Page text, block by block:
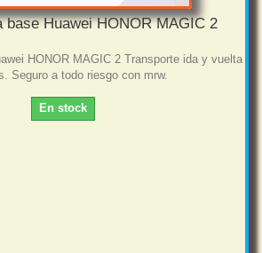
base Huawei HONOR MAGIC 2
HONOR MAGIC 2 Transporte ida y vuelta
Seguro a todo riesgo con mrw.
En stock